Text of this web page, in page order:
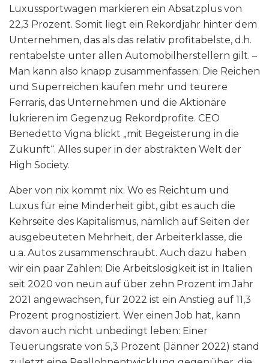
Luxussportwagen markieren ein Absatzplus von
22,3 Prozent. Somit liegt ein Rekordjahr hinter dem
Unternehmen, das als das relativ profitabelste, d.h.
rentabelste unter allen Automobilherstellern gilt. –
Man kann also knapp zusammenfassen: Die Reichen
und Superreichen kaufen mehr und teurere
Ferraris, das Unternehmen und die Aktionäre
lukrieren im Gegenzug Rekordprofite. CEO
Benedetto Vigna blickt „mit Begeisterung in die
Zukunft“. Alles super in der abstrakten Welt der
High Society.
Aber von nix kommt nix. Wo es Reichtum und
Luxus für eine Minderheit gibt, gibt es auch die
Kehrseite des Kapitalismus, nämlich auf Seiten der
ausgebeuteten Mehrheit, der Arbeiterklasse, die
u.a. Autos zusammenschraubt. Auch dazu haben
wir ein paar Zahlen: Die Arbeitslosigkeit ist in Italien
seit 2020 von neun auf über zehn Prozent im Jahr
2021 angewachsen, für 2022 ist ein Anstieg auf 11,3
Prozent prognostiziert. Wer einen Job hat, kann
davon auch nicht unbedingt leben: Einer
Teuerungsrate von 5,3 Prozent (Jänner 2022) stand